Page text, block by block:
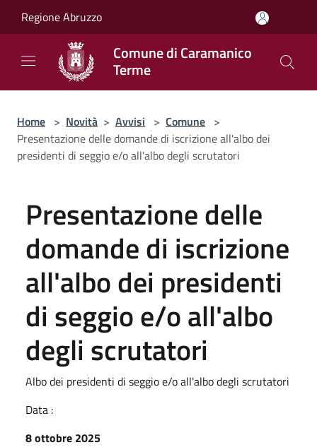
Regione Abruzzo
Comune di Caramanico
Terme
Home > Novità > Avvisi > Comune >
Presentazione delle domande di iscrizione all'albo dei
presidenti di seggio e/o all'albo degli scrutatori
Presentazione delle
domande di iscrizione
all'albo dei presidenti
di seggio e/o all'albo
degli scrutatori
Albo dei presidenti di seggio e/o all'albo degli scrutatori
Data :
8 ottobre 2025